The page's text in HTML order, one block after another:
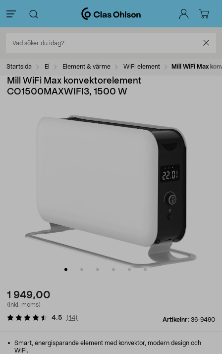
Startsida El Element & värme WiFi element Mill WiFi Max
Mill WiFi Max konvektorelement
CO1500MAXWIFI3, 1500 W
1 949,00
(inkl. moms)
Artikelnr: 36-9490
4.5 (14)
Smart, energisparande element med konvektor, modern design och
WiFi.